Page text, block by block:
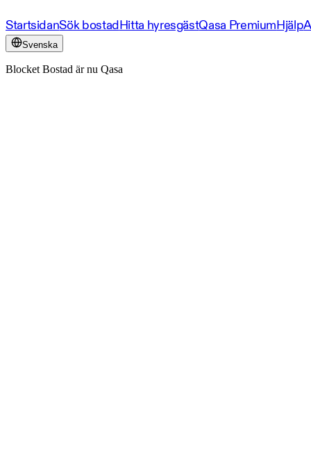
StartsidanSök bostadHitta hyresgästQasa PremiumHjälp
Svenska
Blocket Bostad är nu Qasa